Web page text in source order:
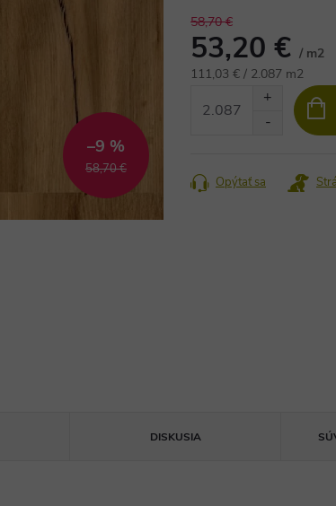
58,70 €
–9 %
58,70 €
53,20 € / m2
Jednotková
111,03 € / 2.087 m2
Opýtať sa
DISKUSIA